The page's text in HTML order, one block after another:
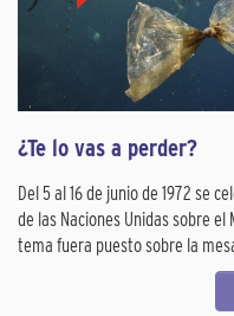
¿Te lo vas a perder?
Del 5 al 16 de junio de 1972 se
de las Naciones Unidas sobre
tema fuera puesto sobre la